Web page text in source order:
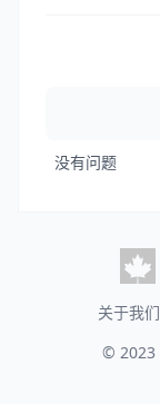
没有问题
关于我们
© 2023